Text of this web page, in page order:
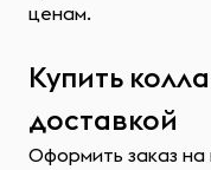
ценам.
Купить
доставкой
Оформить заказ на